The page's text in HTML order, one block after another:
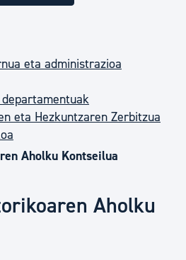
eta administrazioa
eta Hezkuntzaren Zerbitzua
Aholku Kontseilua
Aholku